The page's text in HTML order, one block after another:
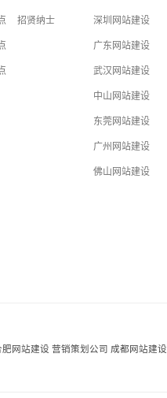
招贤纳士 深圳网站建设
广东网站建设
武汉网站建设
中山网站建设
东莞网站建设
广州网站建设
佛山网站建设
肥网站建设 营销策划公司 成都网站建设